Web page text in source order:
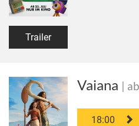
Trailer
Vaiana |
18:00